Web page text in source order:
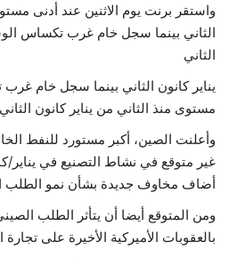
واستقر برنت يوم الاثنين عند أدنى
الثاني بينما سجل خام غرب تكساس
الثاني
يناير كانون الثاني بينما سجل خام
مستوى منذ الثاني من يناير كانون
وأعلنت الصين، أكبر مستورد للنفط
غير متوقع في نشاط التصنيع في يناير/
أضاف مخاوف جديدة بشأن نمو الطلب
ومن المتوقع أيضا أن يتأثر الطلب
بالعقوبات الأميركية الأخيرة على